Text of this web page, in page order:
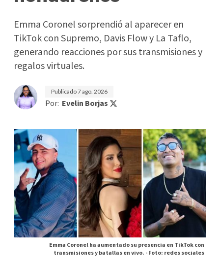
Emma Coronel sorprendió al aparecer en
TikTok con Supremo, Davis Flow y La Taflo,
generando reacciones por sus transmisiones y
regalos virtuales.
Publicado7 ago. 2026
Por: Evelin Borjas
Emma Coronel ha aumentado su presencia en TikTok con
transmisiones y batallas en vivo. -Foto: redes sociales